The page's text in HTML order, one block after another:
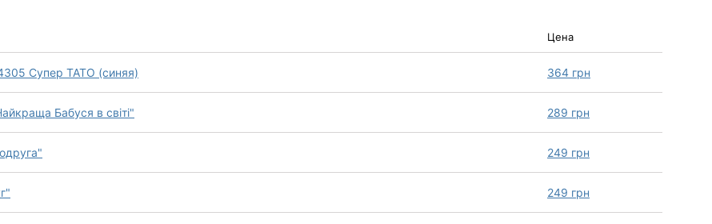
Цена
Супер ТАТО (синяя) 364 грн
Бабуся в світі" 289 грн
249 грн
249 грн